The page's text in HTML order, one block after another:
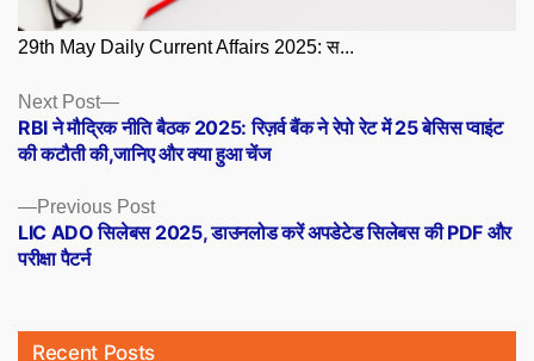
29th May Daily Current Affairs 2025: स...
Posts
navigation
Previous PostPrevious
post:
LIC ADO सिलेबस 2025, डाउनलोड करें अपडेटेड सिलेबस की PDF और
परीक्षा पैटर्न
Next Post
Next
post:
RBI ने मौद्रिक नीति बैठक 2025: रिज़र्व बैंक ने रेपो रेट में 25 बेसिस प्वाइंट
की कटौती की,जानिए और क्या हुआ चेंज
Recent Posts